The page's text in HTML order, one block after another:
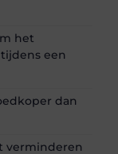
het
een
dan
verminderen